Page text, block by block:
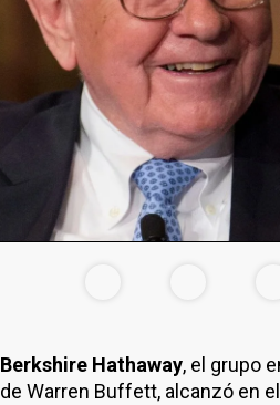
Berkshire Hathaway, el grupo
de Warren Buffett, alcanzó en